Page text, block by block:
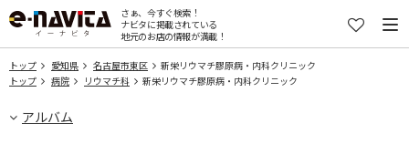
さぁ、今すぐ検索！
ナビタに掲載されている
地元のお店の情報が満載！
トップ 愛知県 名古屋市東区
新栄リウマチ膠原病・内科クリニック
トップ
病院 リウマチ科 新栄リウマチ膠原病・内科クリニック
アルバム